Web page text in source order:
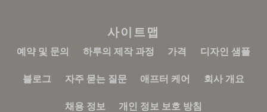
사이트맵
예약 및 문의 하루의 제작 과정 가격 디자인 샘플
블로그 자주 묻는 질문 애프터 케어 회사 개요
채용 정보 개인 정보 보호 방침